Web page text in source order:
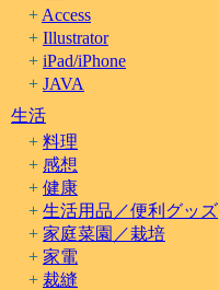
Access
Illustrator
iPad/iPhone
JAVA
生活
料理
感想
健康
生活用品／便利グッズ
家庭菜園／栽培
家電
裁縫